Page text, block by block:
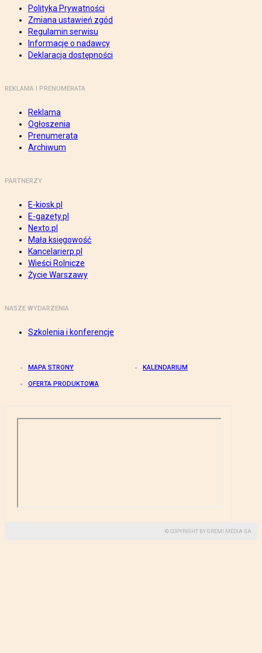
Polityka Prywatności
Zmiana ustawień zgód
Regulamin serwisu
Informacje o nadawcy
Deklaracja dostępności
REKLAMA I PRENUMERATA
Reklama
Ogłoszenia
Prenumerata
Archiwum
PARTNERZY
E-kiosk.pl
E-gazety.pl
Nexto.pl
Mała księgowość
Kancelarierp.pl
Wieści Rolnicze
Życie Warszawy
NASZE WYDARZENIA
Szkolenia i konferencje
MAPA STRONY KALENDARIUM
OFERTA PRODUKTOWA
© COPYRIGHT BY GREMI MEDIA SA